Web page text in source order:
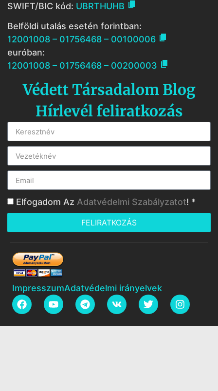
SWIFT/BIC kód: UBRTHUHB 
Belföldi utalás esetén forintban:
12001008 – 01756468 – 00100006 
euróban:
12001008 – 01756468 – 00200003 
Védett Társadalom Blog
Hírlevél feliratkozás
Elfogadom Az Adatvédelmi Szabályzatot! *
FELIRATKOZÁS
ImpresszumAdatvédelmi irányelvek